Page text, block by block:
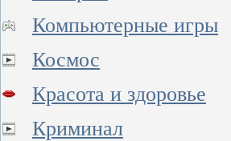
Компьютерные игры
Космос
Красота и здоровье
Криминал